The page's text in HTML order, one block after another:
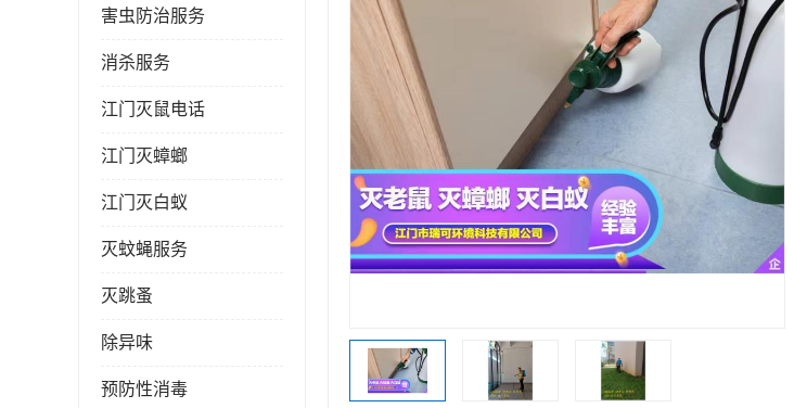
害虫防治服务
消杀服务
江门灭鼠电话
江门灭蟑螂
江门灭白蚁
灭蚊蝇服务
灭跳蚤
除异味
预防性消毒